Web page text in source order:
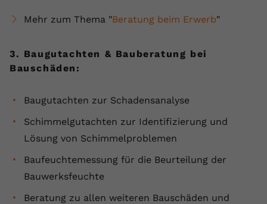
Mehr zum Thema "Beratung beim Erwerb"
3. Baugutachten & Bauberatung bei
Bauschäden:
Baugutachten zur Schadensanalyse
Schimmelgutachten zur Identifizierung und
Lösung von Schimmelproblemen
Baufeuchtemessung für die Beurteilung der
Bauwerksfeuchte
Beratung zu allen weiteren Bauschäden und
yt.innertube::nextId
Anbieter Youtube.com
Dieser von YouTube gesetzte Cookie
registriert eine eindeutige ID, um
Daten darüber zu speichern, welche
Videos von YouTube der Nutzer
gesehen hat.
Name yt-remote-connected-devices